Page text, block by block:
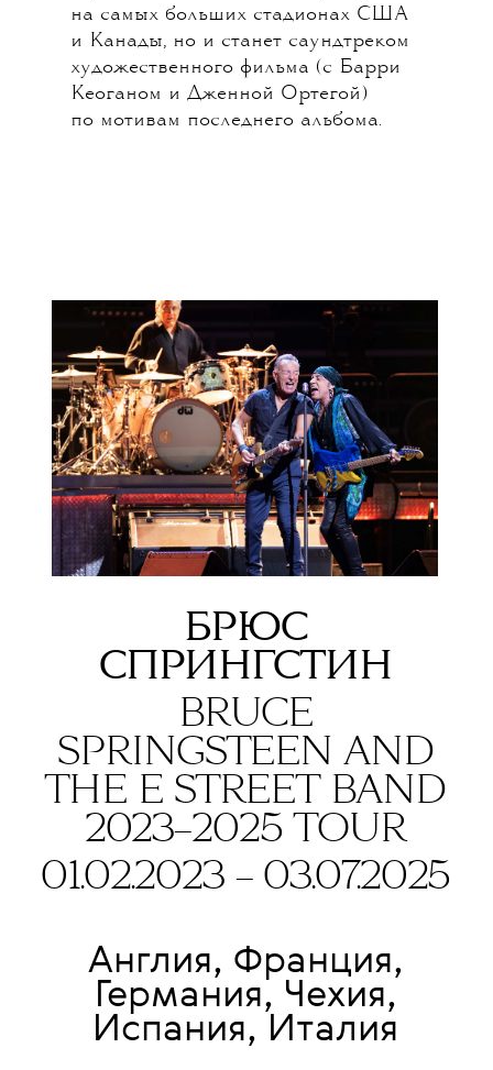
на самых больших стадионах США
и Канады, но и станет саундтреком
художественного фильма (с Барри
Кеоганом и Дженной Ортегой)
по мотивам последнего альбома.
БРЮС
СПРИНГСТИН
BRUCE
SPRINGSTEEN AND
THE E STREET BAND
2023–2025 TOUR
01.02.2023 – 03.07.2025
Англия, Франция,
Германия, Чехия,
Испания, Италия